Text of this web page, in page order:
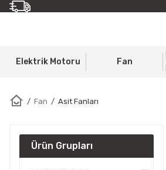
Elektrik Motoru Fan
Fan Asit Fanları
Ürün Grupları